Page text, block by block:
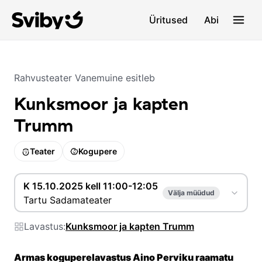
Üritused Abi
Rahvusteater Vanemuine esitleb
Kunksmoor ja kapten
Trumm
Teater Kogupere
K 15.10.2025 kell 11:00-12:05
Tartu Sadamateater
Välja müüdud
Lavastus:Kunksmoor ja kapten Trumm
Armas koguperelavastus Aino Perviku raamatu